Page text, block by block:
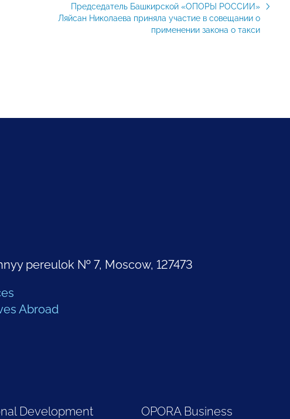
Председатель Башкирской «ОПОРЫ РОССИИ»
Ляйсан Николаева приняла участие в совещании о
применении закона о такси
pereulok № 7, Moscow, 127473
Abroad
Development
OPORA Business